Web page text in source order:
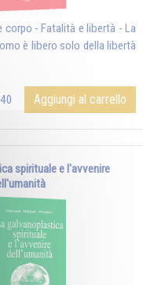
corpo - Fatalità e libertà - La
è libero solo della libertà
Aggiungi al carrello
spirituale e l'avvenire